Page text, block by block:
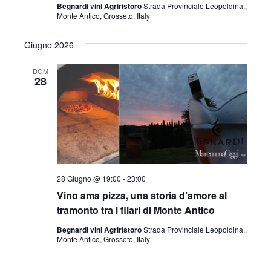
Begnardi vini AgriristoroStrada Provinciale Leopoldina,,
Monte Antico, Grosseto, Italy
Giugno 2026
DOM
28
Vino ama pizza, una storia d’amore al
tramonto tra i filari di Monte Antico
28 Giugno @ 19:00 -23:00
Begnardi vini AgriristoroStrada Provinciale Leopoldina,,
Monte Antico, Grosseto, Italy